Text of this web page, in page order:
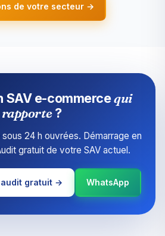
de votre secteur →
SAV e-commercequi
rapporte?
24 h ouvrées. Démarrage en
gratuit de votre SAV actuel.
audit gratuit → WhatsApp